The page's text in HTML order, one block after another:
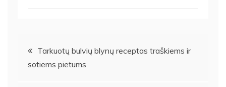
Navigacija
tarp
Tarkuotų bulvių blynų receptas traškiems ir
sotiems pietums